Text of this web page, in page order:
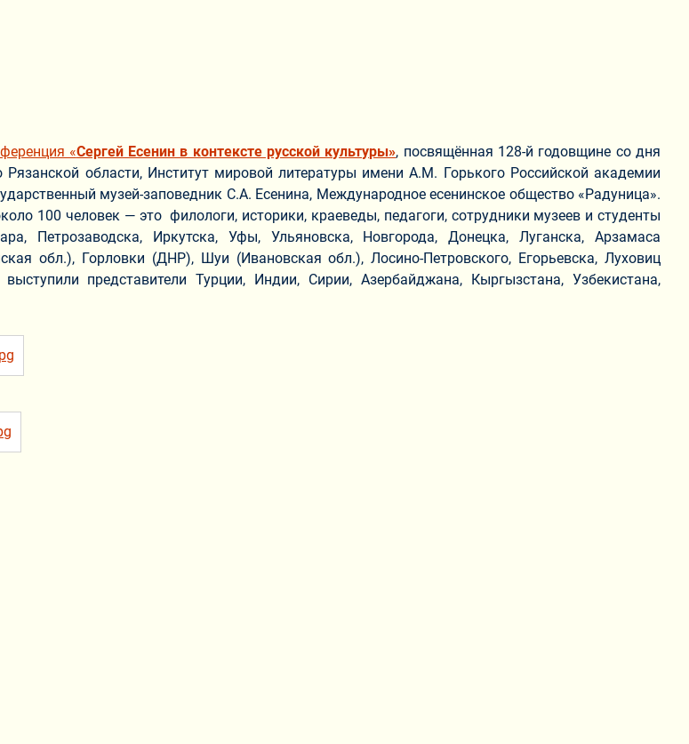
«Сергей Есенин в контексте русской культуры», посвящённая 128-й годовщине со дня
области, Институт мировой литературы имени А.М. Горького Российской академии
музей-заповедник С.А. Есенина, Международное есенинское общество «Радуница».
100 человек — это филологи, историки, краеведы, педагоги, сотрудники музеев и студенты
Петрозаводска, Иркутска, Уфы, Ульяновска, Новгорода, Донецка, Луганска, Арзамаса
обл.), Горловки (ДНР), Шуи (Ивановская обл.), Лосино-Петровского, Егорьевска, Луховиц
представители Турции, Индии, Сирии, Азербайджана, Кыргызстана, Узбекистана,